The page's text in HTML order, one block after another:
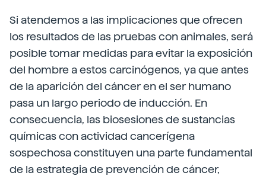
Si atendemos a las implicaciones que ofrecen
los resultados de las pruebas con animales, será
posible tomar medidas para evitar la exposición
del hombre a estos carcinógenos, ya que antes
de la aparición del cáncer en el ser humano
pasa un largo periodo de inducción. En
consecuencia, las biosesiones de sustancias
químicas con actividad cancerígena
sospechosa constituyen una parte fundamental
de la estrategia de prevención de cáncer,